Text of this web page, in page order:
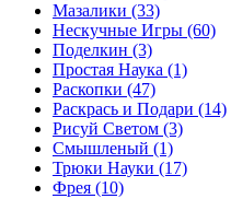
Мазалики (33)
Нескучные Игры (60)
Поделкин (3)
Простая Наука (1)
Раскопки (47)
Раскрась и Подари (14)
Рисуй Светом (3)
Смышленый (1)
Трюки Науки (17)
Фрея (10)